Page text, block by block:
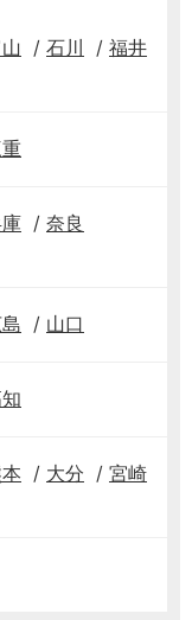
石川 福井
奈良
山口
大分
宮崎